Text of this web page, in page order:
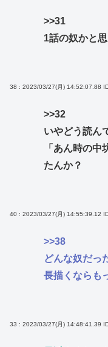
>>31
1話の奴かと
38 : 2023/03/27(月) 14:52:07.88
>>32
いやどう読ん
「あん時の
たんか？
40 : 2023/03/27(月) 14:55:39.12
>>38
どんな奴だっ
長描くならも
33 : 2023/03/27(月) 14:48:41.39